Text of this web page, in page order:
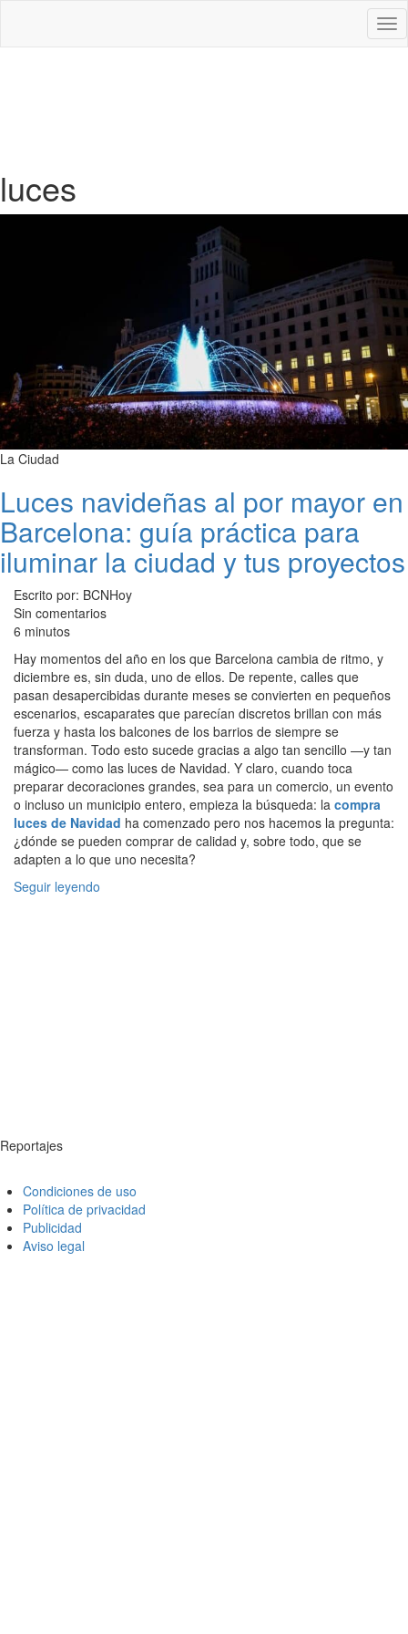
luces
La Ciudad
Luces navideñas al por mayor en
Barcelona: guía práctica para
iluminar la ciudad y tus proyectos
Escrito por: BCNHoy
Sin comentarios
6 minutos
Hay momentos del año en los que Barcelona cambia de ritmo, y
diciembre es, sin duda, uno de ellos. De repente, calles que
pasan desapercibidas durante meses se convierten en pequeños
escenarios, escaparates que parecían discretos brillan con más
fuerza y hasta los balcones de los barrios de siempre se
transforman. Todo esto sucede gracias a algo tan sencillo —y tan
mágico— como las luces de Navidad. Y claro, cuando toca
preparar decoraciones grandes, sea para un comercio, un evento
o incluso un municipio entero, empieza la búsqueda: la compra
luces de Navidad ha comenzado pero nos hacemos la pregunta:
¿dónde se pueden comprar de calidad y, sobre todo, que se
adapten a lo que uno necesita?
Seguir leyendo
Reportajes
Condiciones de uso
Política de privacidad
Publicidad
Aviso legal